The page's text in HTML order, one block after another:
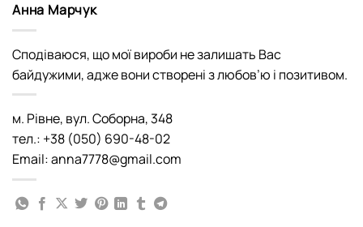
Анна Марчук
Сподіваюся, що мої вироби не залишать Вас
байдужими, адже вони створені з любов’ю і позитивом.
м. Рівне, вул. Соборна, 348
тел.: +38 (050) 690-48-02
Email: anna7778@gmail.com